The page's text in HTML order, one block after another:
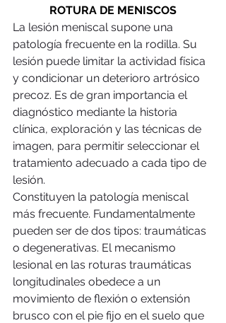
ROTURA DE MENISCOS
La lesión meniscal supone una
patología frecuente en la rodilla. Su
lesión puede limitar la actividad física
y condicionar un deterioro artrósico
precoz. Es de gran importancia el
diagnóstico mediante la historia
clínica, exploración y las técnicas de
imagen, para permitir seleccionar el
tratamiento adecuado a cada tipo de
lesión.
Constituyen la patología meniscal
más frecuente. Fundamentalmente
pueden ser de dos tipos: traumáticas
o degenerativas. El mecanismo
lesional en las roturas traumáticas
longitudinales obedece a un
movimiento de flexión o extensión
brusco con el pie fijo en el suelo que